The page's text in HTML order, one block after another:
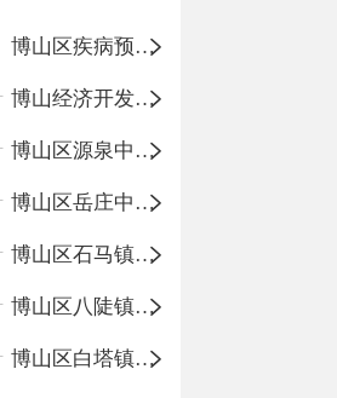
博山区疾病预防控制中心
博山经济开发区卫生院
博山区源泉中心卫生院（博山区第二人民医院）
博山区岳庄中心卫生院
博山区石马镇卫生院
博山区八陡镇卫生院
博山区白塔镇卫生院